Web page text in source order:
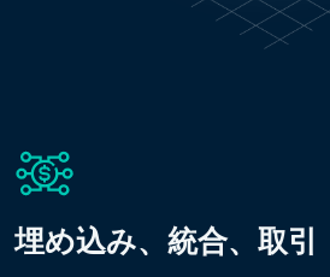
埋め込み、統合、取引